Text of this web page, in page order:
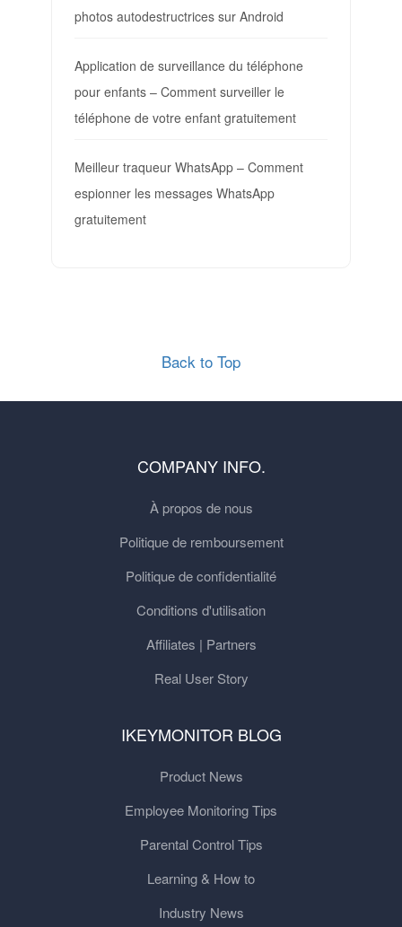
photos autodestructrices sur Android
Application de surveillance du téléphone
pour enfants – Comment surveiller le
téléphone de votre enfant gratuitement
Meilleur traqueur WhatsApp – Comment
espionner les messages WhatsApp
gratuitement
Back to Top
COMPANY INFO.
À propos de nous
Politique de remboursement
Politique de confidentialité
Conditions d'utilisation
Affiliates | Partners
Real User Story
IKEYMONITOR BLOG
Product News
Employee Monitoring Tips
Parental Control Tips
Learning & How to
Industry News